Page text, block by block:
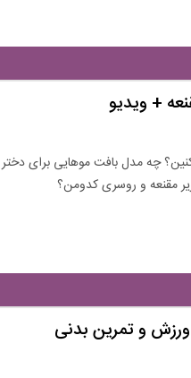
+ ویدیو
چه مدل بافت موهایی برای دختر
مقنعه و روسری کدومن؟
و تمرین بدنی